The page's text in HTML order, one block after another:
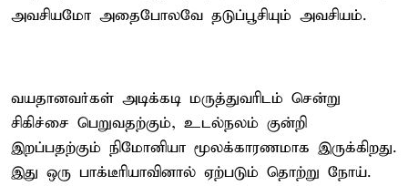
அவசியமோ அதைபோலவே தடுப்பூசியும் அவசியம்.
வயதானவர்கள் அடிக்கடி மருத்துவரிடம் சென்று
சிகிச்சை பெறுவதற்கும், உடல்நலம் குன்றி
இறப்பதற்கும் நிமோனியா மூலக்காரணமாக இருக்கிறது.
இது ஒரு பாக்டீரியாவினால் ஏற்படும் தொற்று நோய்.